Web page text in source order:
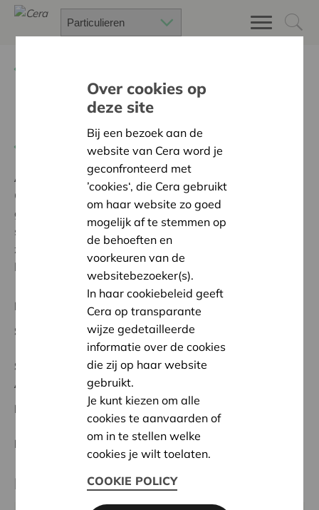
Nest Level!
Terug naar overzicht
Ambitie:
Warme en zorgzame buurten voor iedereen
Cera heeft hun schouders onder ons project Nest Level
gezet. Hier mee geven we heel wat dieren een mooi
stevig huisje om in ons voedselbos te komen wonen en
zich voort te planten. Dus Dankzij Cera zullen er weer
heel wat nieuwe jonge diertjes hier geboren worden!!
Regionaal Project
Startdatum:
07/02/2024
Status:
Volledig
Antwerpen
Datum:
07/02/2024
Beslissing: Goedgekeurd
Partner
Over cookies op
deze site
Bij een bezoek aan de
website van Cera word je
geconfronteerd met
’cookies‘, die Cera gebruikt
om haar website zo goed
mogelijk af te stemmen op
de behoeften en
voorkeuren van de
websitebezoeker(s).
In haar cookiebeleid geeft
Cera op transparante
wijze gedetailleerde
informatie over de cookies
die zij op haar website
gebruikt.
Je kunt kiezen om alle
cookies te aanvaarden of
om in te stellen welke
cookies je wilt toelaten.
COOKIE POLICY